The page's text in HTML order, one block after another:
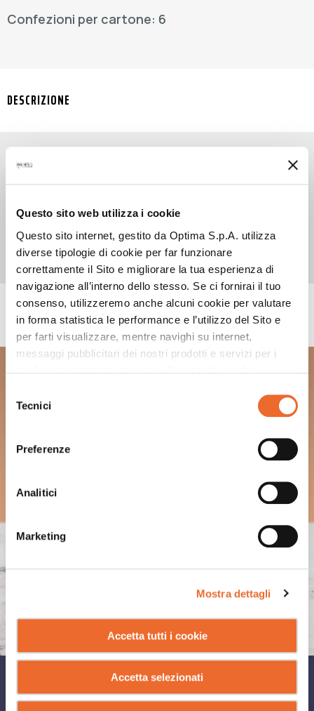
Questo sito web utilizza i cookie
Questo sito internet, gestito da Optima S.p.A. utilizza
diverse tipologie di cookie per far funzionare
correttamente il Sito e migliorare la tua esperienza di
navigazione all’interno dello stesso. Se ci fornirai il tuo
consenso, utilizzeremo anche alcuni cookie per valutare
in forma statistica le performance e l’utilizzo del Sito e
per farti visualizzare, mentre navighi su internet,
messaggi pubblicitari dei nostri prodotti e servizi per i
delTecnici
Preferenze
Analitici
Marketing
Mostra dettagli
Accetta tutti i cookie
Accetta selezionati
Confezioni per cartone: 6
DESCRIZIONE
SYRUP BLACK TEA trasforma una delle bevande
sofisticato. Usalo per bevande cool e di
carattere!
RICETTE CON QUESTO PRODOTTO